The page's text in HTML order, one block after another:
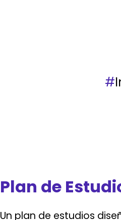
#
Plan de
Un plan de estudios